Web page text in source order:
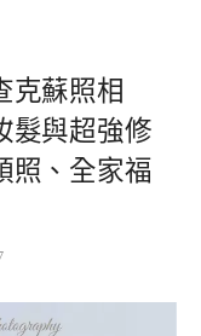
克蘇照相
髮與超強修
照、全家福